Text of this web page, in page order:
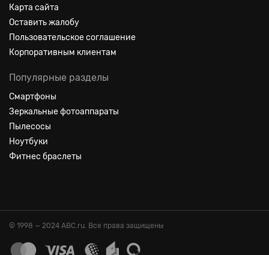
Карта сайта
Оставить жалобу
Пользовательское соглашение
Корпоративным клиентам
Популярные разделы
Смартфоны
Зеркальные фотоаппараты
Пылесосы
Ноутбуки
Фитнес браслеты
© 1998 — 2024 ABC.ru. Все права защищены